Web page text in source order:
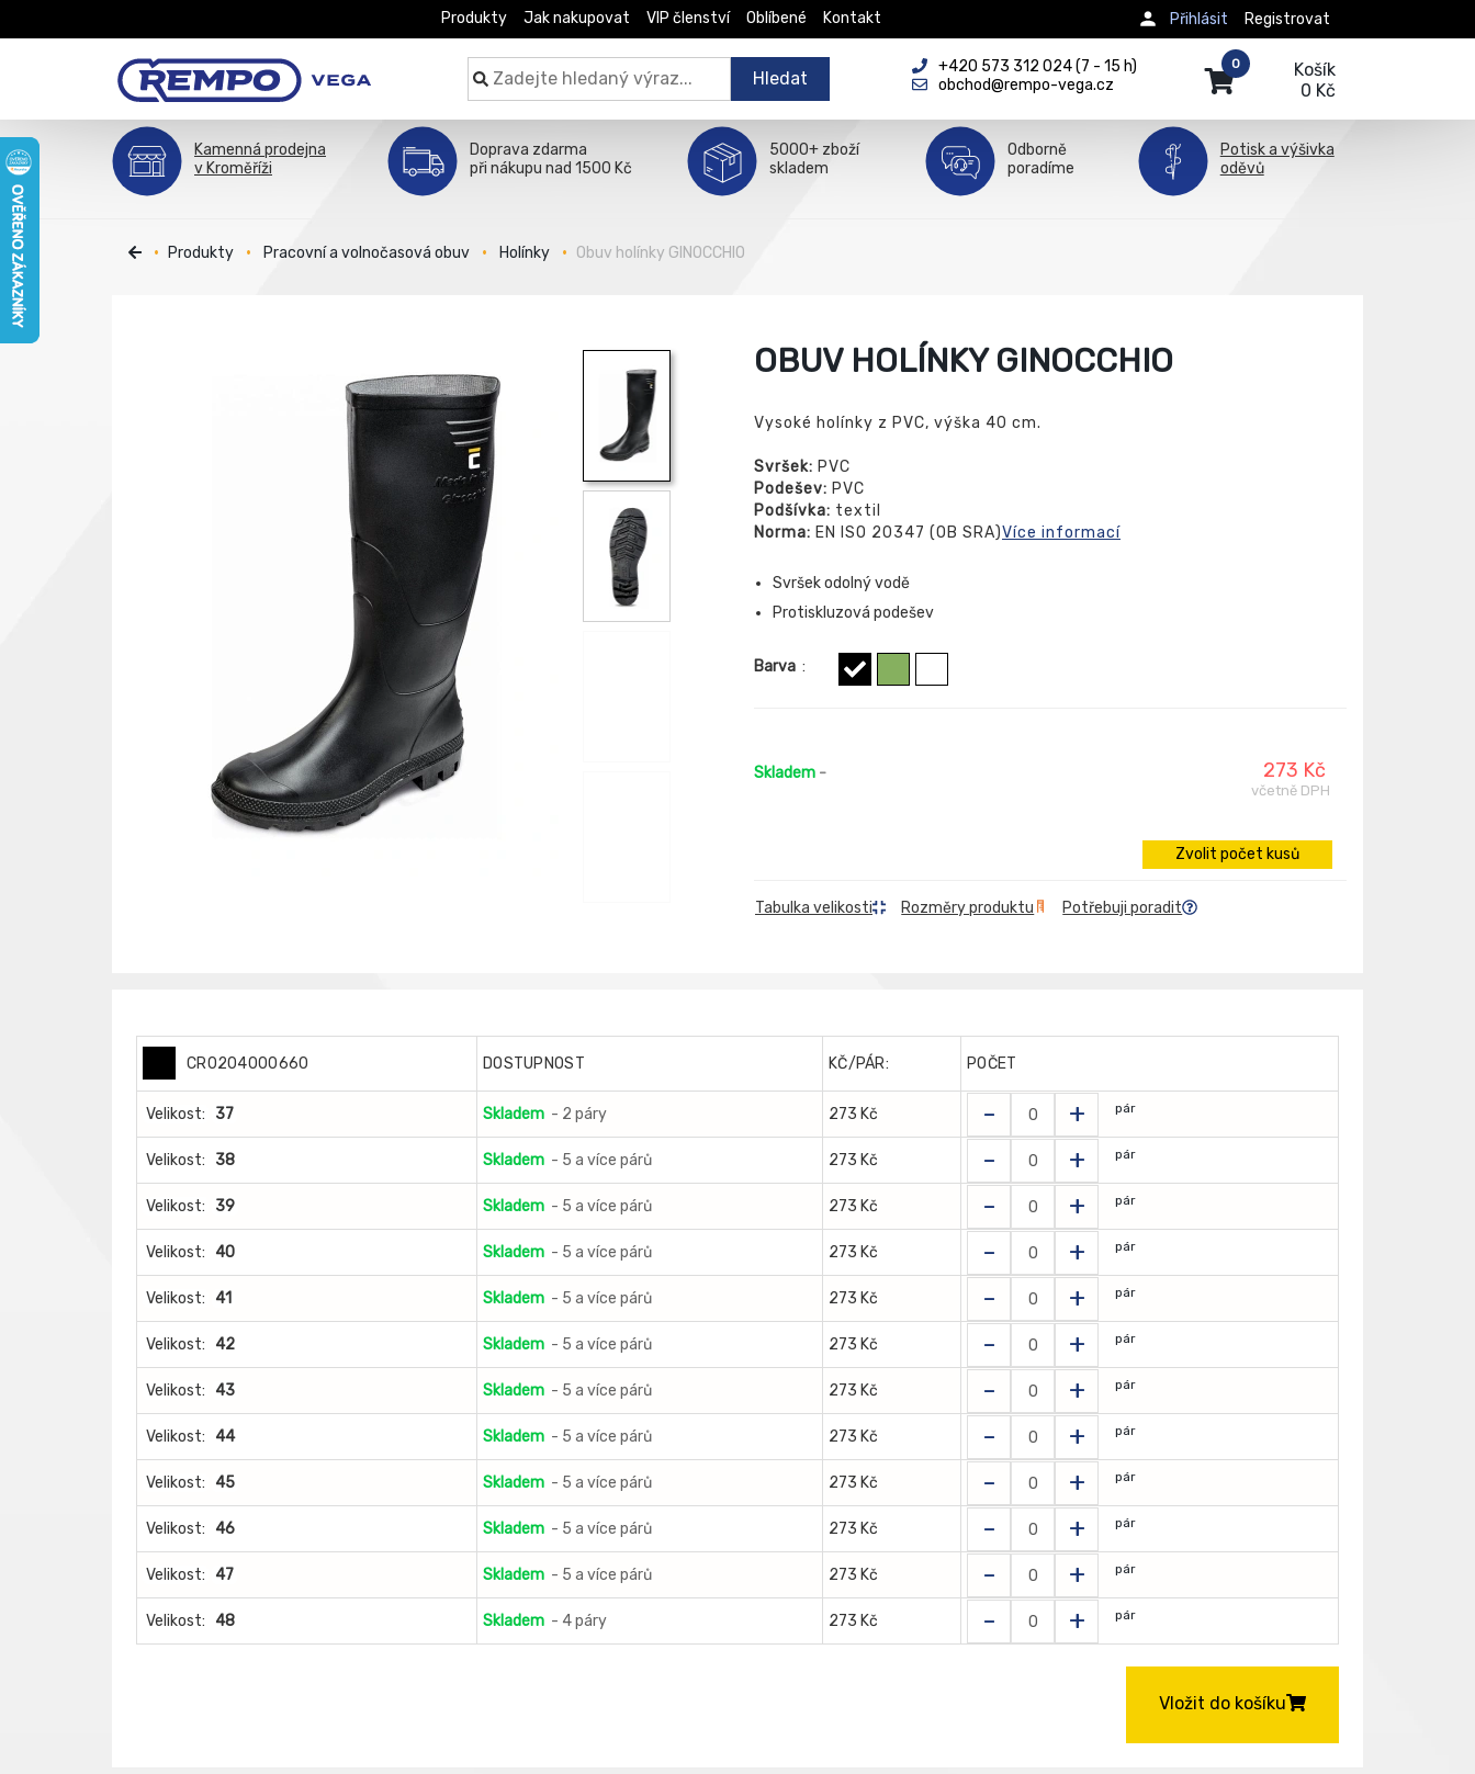
Produkty Jak nakupovat VIP členství Oblíbené Kontakt Registrovat
Přihlásit
Hledat
+420 573 312 024 (7 - 15 h)
obchod@rempo-vega.cz
Košík
0 Kč
0
Kamenná prodejna
v Kroměříži
Doprava zdarma
při nákupu nad 1500 Kč
5000+ zboží
skladem
Odborně
poradíme
Potisk a výšivka
oděvů
Produkty Pracovní a volnočasová obuv Holínky Obuv holínky GINOCCHIO
OBUV HOLÍNKY GINOCCHIO
Vysoké holínky z PVC, výška 40 cm.
Svršek: PVC
Podešev: PVC
Podšívka: textil
Norma: EN ISO 20347 (OB SRA)Více informací
Svršek odolný vodě
Protiskluzová podešev
Barva :
Skladem - 273 Kč
včetně DPH
Zvolit počet kusů
Tabulka velikosti Rozměry produktu Potřebuji poradit
CR0204000660 DOSTUPNOST KČ/PÁR: POČET
Velikost: 37 Skladem - 2 páry 273 Kč - + pár
Velikost: 38 Skladem - 5 a více párů 273 Kč - + pár
Velikost: 39 Skladem - 5 a více párů 273 Kč - + pár
Velikost: 40 Skladem - 5 a více párů 273 Kč - + pár
Velikost: 41 Skladem - 5 a více párů 273 Kč - + pár
Velikost: 42 Skladem - 5 a více párů 273 Kč - + pár
Velikost: 43 Skladem - 5 a více párů 273 Kč - + pár
Velikost: 44 Skladem - 5 a více párů 273 Kč - + pár
Velikost: 45 Skladem - 5 a více párů 273 Kč - + pár
Velikost: 46 Skladem - 5 a více párů 273 Kč - + pár
Velikost: 47 Skladem - 5 a více párů 273 Kč - + pár
Velikost: 48 Skladem - 4 páry 273 Kč - + pár
Vložit do košíku